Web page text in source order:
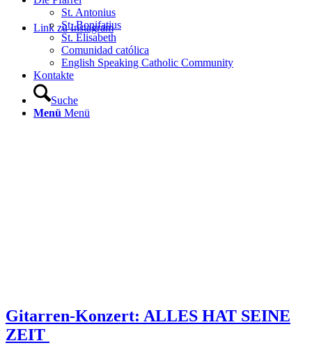
Link zu Instagram
St. Antonius
St. Bonifatius
St. Elisabeth
Comunidad católica
English Speaking Catholic Community
Kontakte
Suche
Menü Menü
Gitarren-Konzert: ALLES HAT SEINE
ZEIT